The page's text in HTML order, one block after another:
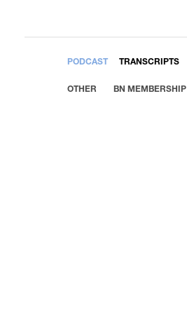
PODCAST TRANSCRIPTS
OTHER BN MEMBERSHIP